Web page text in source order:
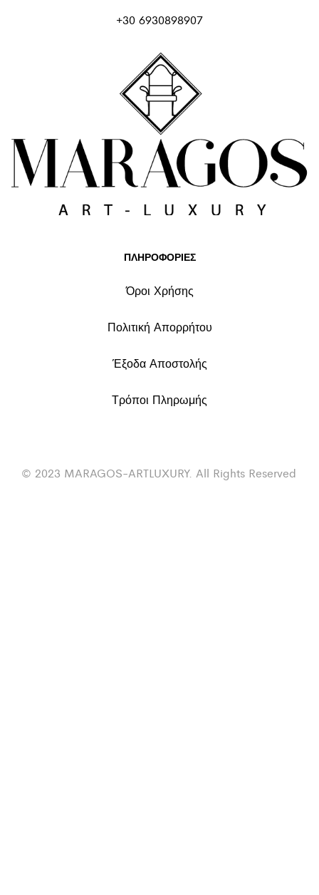
+30 6930898907
ΠΛΗΡΟΦΟΡΙΕΣ
Όροι Χρήσης
Πολιτική Απορρήτου
Έξοδα Αποστολής
Τρόποι Πληρωμής
© 2023 MARAGOS-ARTLUXURY. All Rights Reserved